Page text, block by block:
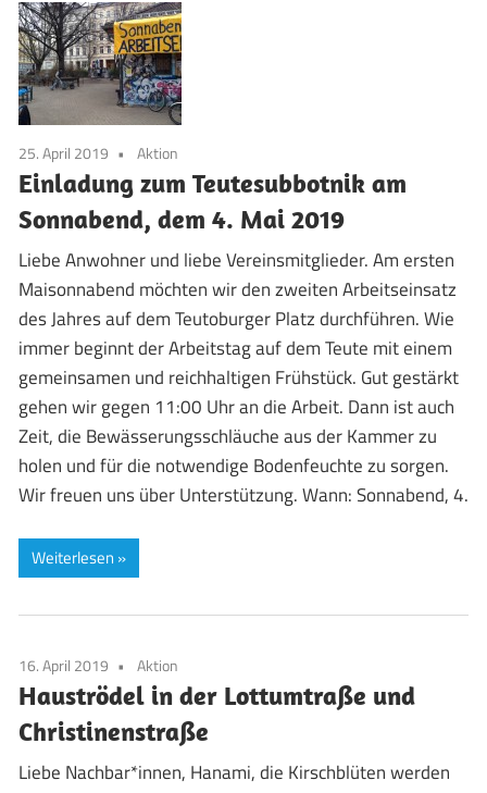
25. April 2019 Aktion
Einladung zum Teutesubbotnik am
Sonnabend, dem 4. Mai 2019
Liebe Anwohner und liebe Vereinsmitglieder. Am ersten
Maisonnabend möchten wir den zweiten Arbeitseinsatz
des Jahres auf dem Teutoburger Platz durchführen. Wie
immer beginnt der Arbeitstag auf dem Teute mit einem
gemeinsamen und reichhaltigen Frühstück. Gut gestärkt
gehen wir gegen 11:00 Uhr an die Arbeit. Dann ist auch
Zeit, die Bewässerungsschläuche aus der Kammer zu
holen und für die notwendige Bodenfeuchte zu sorgen.
Wir freuen uns über Unterstützung. Wann: Sonnabend, 4.
Weiterlesen
16. April 2019 Aktion
Hauströdel in der Lottumtraße und
Christinenstraße
Liebe Nachbar*innen, Hanami, die Kirschblüten werden